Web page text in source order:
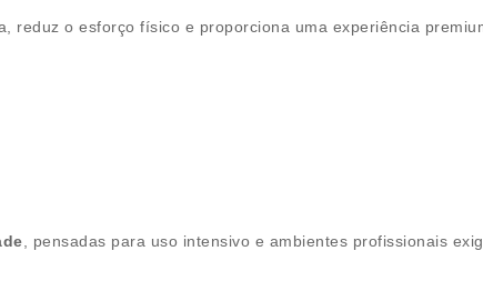
reduz o esforço físico e proporciona uma experiência
, pensadas para uso intensivo e ambientes profissionais